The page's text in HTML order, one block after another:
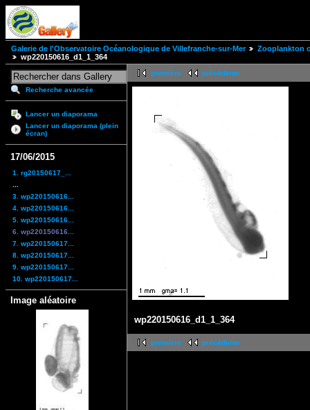
Galerie de l'Observatoire Océanologique de Villefranche-sur-Mer
Zooplankton
wp220150616_d1_1_364
Recherche avancée
Lancer un diaporama
Lancer un diaporama (plein
écran)
17/06/2015
1. rg20150617_...
3. wp220150616...
4. wp220150616...
5. wp220150616...
6. wp220150616...
7. wp220150617...
8. wp220150617...
9. wp220150617...
10. wp220150617...
Image aléatoire
première précédente
wp220150616_d1_1_364
première précédente